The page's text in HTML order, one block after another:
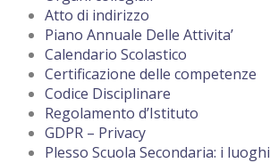
Atto di indirizzo
Piano Annuale Delle Attivita’
Calendario Scolastico
Certificazione delle competenze
Codice Disciplinare
Regolamento d’Istituto
GDPR – Privacy
Plesso Scuola Secondaria: i luoghi